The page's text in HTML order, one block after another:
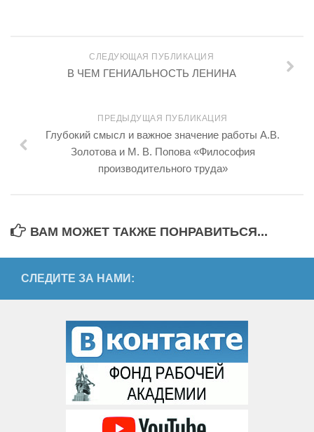
СЛЕДУЮЩАЯ ПУБЛИКАЦИЯ
В ЧЕМ ГЕНИАЛЬНОСТЬ ЛЕНИНА
ПРЕДЫДУЩАЯ ПУБЛИКАЦИЯ
Глубокий смысл и важное значение работы А.В.
Золотова и М. В. Попова «Философия
производительного труда»
ВАМ МОЖЕТ ТАКЖЕ ПОНРАВИТЬСЯ...
СЛЕДИТЕ ЗА НАМИ: